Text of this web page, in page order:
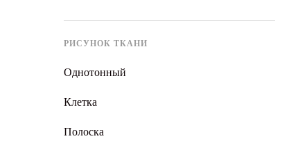
РИСУНОК ТКАНИ
Однотонный
Клетка
Полоска